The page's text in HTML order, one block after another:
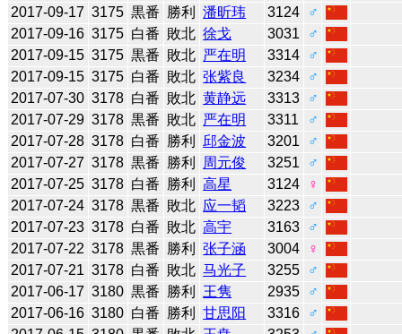
2017-09-17 3175 黒番 勝利 潘昕玮 3124
♂
2017-09-16 3175 白番 敗北 徐戈 3031
♂
2017-09-15 3175 黒番 敗北 严在明 3314
♂
2017-09-15 3175 白番 敗北 张紫良 3234
♂
2017-07-30 3178 白番 敗北 黄静远 3313
♂
2017-07-29 3178 黒番 敗北 严在明 3311
♂
2017-07-28 3178 白番 勝利 邱金波 3201
♂
2017-07-27 3178 黒番 勝利 周元俊 3251
♂
2017-07-25 3178 白番 勝利 高星 3124
♀
2017-07-24 3178 黒番 敗北 应一韬 3223
♂
2017-07-23 3178 白番 敗北 高宇 3163
♂
2017-07-22 3178 黒番 勝利 张子涵 3004
♀
2017-07-21 3178 白番 敗北 马光子 3255
♂
2017-06-17 3180 黒番 勝利 王隽 2935
♂
2017-06-16 3180 白番 勝利 甘思阳 3316
♂